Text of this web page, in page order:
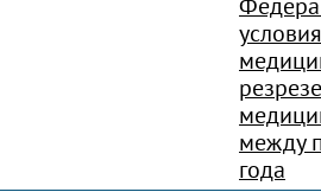
между
года